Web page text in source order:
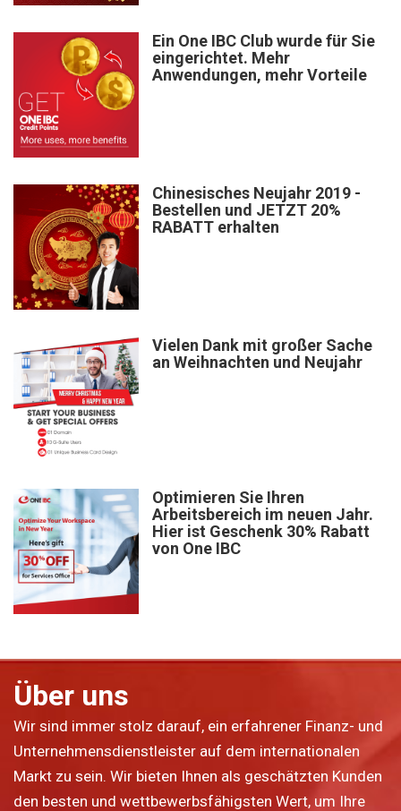
Ein One IBC Club wurde für Sie
eingerichtet. Mehr
Anwendungen, mehr Vorteile
Chinesisches Neujahr 2019 -
Bestellen und JETZT 20%
RABATT erhalten
Vielen Dank mit großer Sache
an Weihnachten und Neujahr
Optimieren Sie Ihren
Arbeitsbereich im neuen Jahr.
Hier ist Geschenk 30% Rabatt
von One IBC
Über uns
Wir sind immer stolz darauf, ein erfahrener Finanz- und
Unternehmensdienstleister auf dem internationalen
Markt zu sein. Wir bieten Ihnen als geschätzten Kunden
den besten und wettbewerbsfähigsten Wert, um Ihre